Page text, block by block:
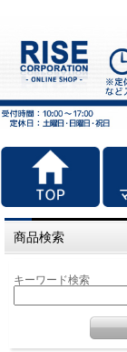
商品検索
キーワード検索